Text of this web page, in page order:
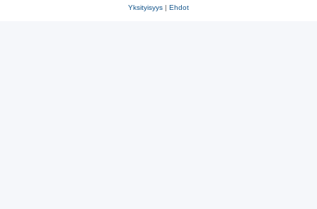
Yksityisyys | Ehdot